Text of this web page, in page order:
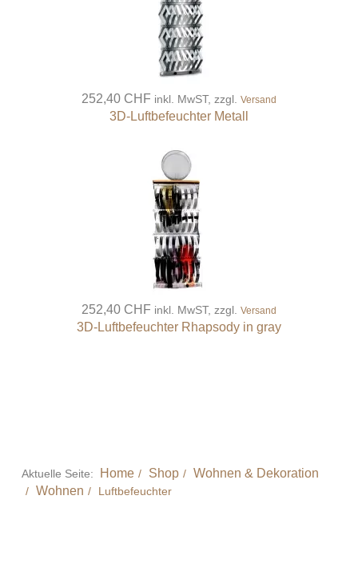
252,40 CHF inkl. MwST, zzgl. Versand
3D-Luftbefeuchter Metall
252,40 CHF inkl. MwST, zzgl. Versand
3D-Luftbefeuchter Rhapsody in gray
Aktuelle Seite: Home Shop
Wohnen & Dekoration
Wohnen
Luftbefeuchter